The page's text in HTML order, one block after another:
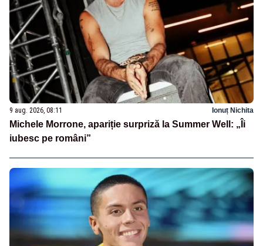
9 aug. 2026, 08:11 Ionuț Nichita
Michele Morrone, apariție surpriză la Summer Well: „Îi
iubesc pe români”